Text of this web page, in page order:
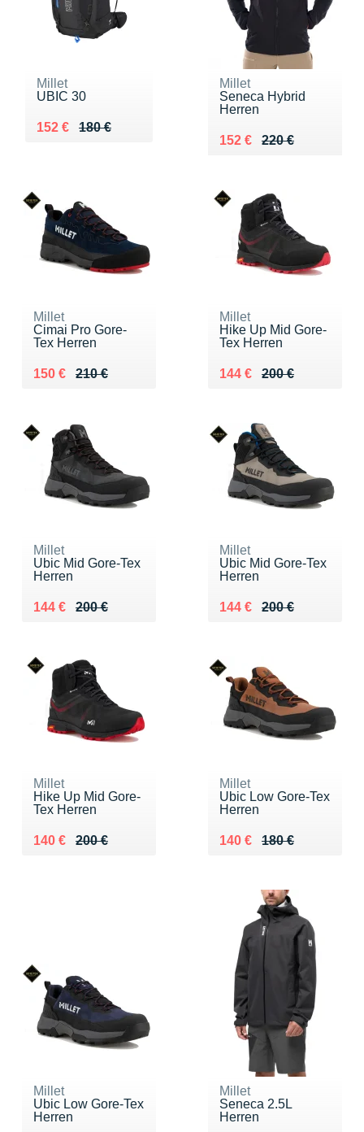
Millet
UBIC 30
180 €
Au lieu de 180 €
152 €
Vendu 152 €
Millet
Seneca Hybrid
Herren
220 €
Au lieu de 220 €
152 €
Vendu 152 €
Millet
Cimai Pro Gore-
Tex Herren
210 €
Au lieu de 210 €
150 €
Vendu 150 €
Millet
Hike Up Mid Gore-
Tex Herren
200 €
Au lieu de 200 €
144 €
Vendu 144 €
Millet
Ubic Mid Gore-Tex
Herren
200 €
Au lieu de 200 €
144 €
Vendu 144 €
Millet
Ubic Mid Gore-Tex
Herren
200 €
Au lieu de 200 €
144 €
Vendu 144 €
Millet
Hike Up Mid Gore-
Tex Herren
200 €
Au lieu de 200 €
140 €
Vendu 140 €
Millet
Ubic Low Gore-Tex
Herren
180 €
Au lieu de 180 €
140 €
Vendu 140 €
Millet
Ubic Low Gore-Tex
Herren
Millet
Seneca 2.5L
Herren